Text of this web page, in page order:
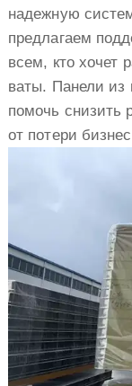
надежную
предлагаем
всем, кто хочет
ваты. Панели из
помочь снизить
от потери